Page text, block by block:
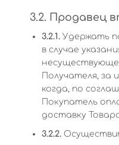
3.2. Продавец
3.2.1. Удержать
в случае
Получателя, за
когда, по
Покупатель
доставку
3.2.2.